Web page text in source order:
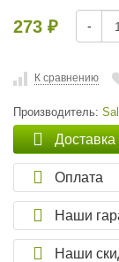
273 ₽ -
К сравнению
Производитель:
Доставка
Оплата
Наши
Наши